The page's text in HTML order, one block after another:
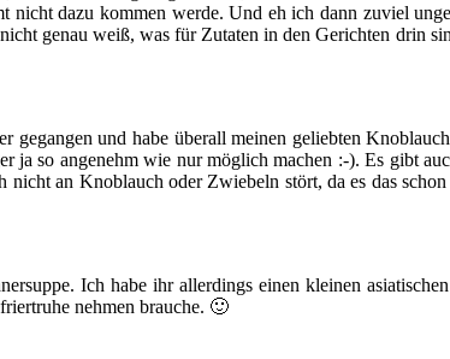
dazu kommen werde. Und eh ich dann zuviel
genau weiß, was für Zutaten in den Gerichten drin
und habe überall meinen geliebten
so angenehm wie nur möglich machen :-). Es gibt
an Knoblauch oder Zwiebeln stört, da es das
Ich habe ihr allerdings einen kleinen
nehmen brauche. 🙂